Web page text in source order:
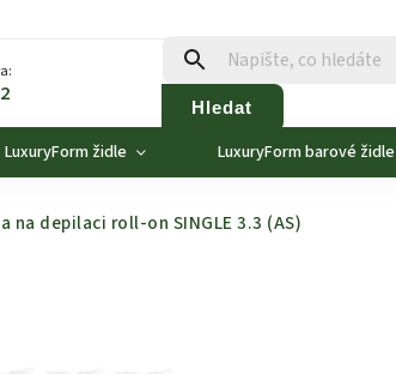
Hledat
LuxuryForm židle LuxuryForm barové židle
na depilaci roll-on SINGLE 3.3 (AS)